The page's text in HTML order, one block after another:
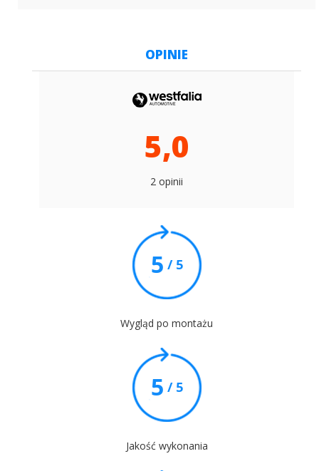
OPINIE
5,0
2 opinii
5 / 5
Wygląd po montażu
5 / 5
Jakość wykonania